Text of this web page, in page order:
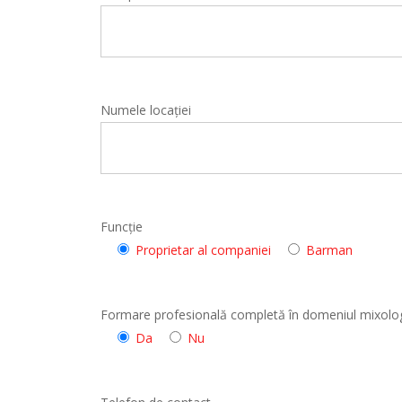
Numele locației
Funcție
Proprietar al companiei
Barman
Formare profesională completă în domeniul
Da
Nu